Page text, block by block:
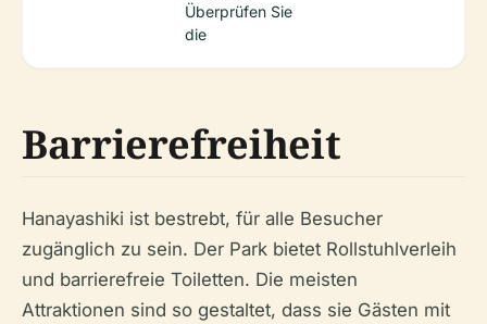
Überprüfen Sie
die
Barrierefreiheit
Hanayashiki ist bestrebt, für alle Besucher
zugänglich zu sein. Der Park bietet Rollstuhlverleih
und barrierefreie Toiletten. Die meisten
Attraktionen sind so gestaltet, dass sie Gästen mit